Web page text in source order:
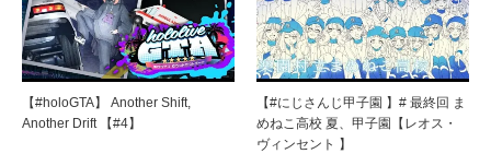
【#holoGTA】 Another Shift,
Another Drift 【#4】
【#にじさんじ甲子園 】# 最終回 ま
めねこ高校 夏、甲子園【レオス・
ヴィンセント 】